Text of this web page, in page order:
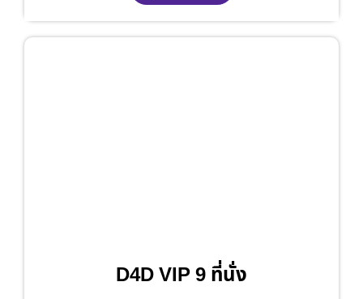
D4D VIP 9 ที่นั่ง